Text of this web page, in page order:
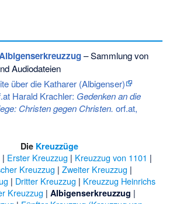
– Sammlung von
Audiodateien
über die Katharer (Albigenser)
Harald Krachler: Gedenken an die
Christen gegen Christen. orf.at,
Die Kreuzzüge
| Erster Kreuzzug | Kreuzzug von 1101 |
Kreuzzug | Zweiter Kreuzzug |
| Dritter Kreuzzug | Kreuzzug Heinrichs
Kreuzzug | Albigenserkreuzzug |